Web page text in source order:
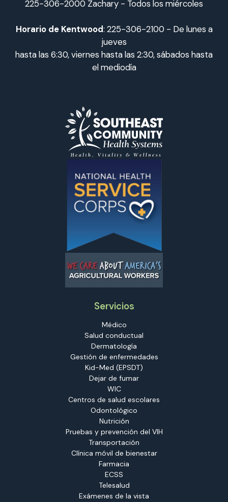
225-306-2000 Zachary - Todos los miércoles
Horario de Kentwood: 225-306-2100 - De lunes a
jueves
hasta las 6:30, viernes hasta las 2:30, sábados hasta
el mediodía
Servicios
Médico
Salud conductual
Dermatología
Gestión de enfermedades
Kid-Med (EPSDT)
Dejar de fumar
WIC
Centros de salud escolares
Odontológico
Nutrición
Pruebas y prevención del VIH
Transportación
Clínica móvil de bienestar
Farmacia
ECSS
Telesalud
Exámenes de la vista